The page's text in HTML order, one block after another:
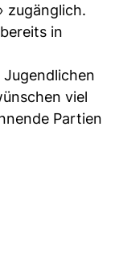
zugänglich.
in
Jugendlichen
viel
Partien